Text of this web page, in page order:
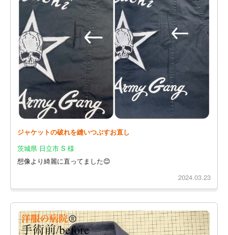
ジャケットの破れを縫いつぶすお直し
茨城県 日立市 S 様
想像より綺麗に直ってました😊
2024.03.23